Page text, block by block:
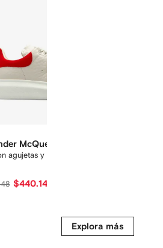
McQueen
agujetas y plataforma
$440.144
Explora más